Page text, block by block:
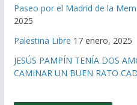
Paseo por el Madrid de la
2025
Palestina Libre 17 enero, 2025
JESÚS PAMPÍN TENÍA DOS
CAMINAR UN BUEN RATO